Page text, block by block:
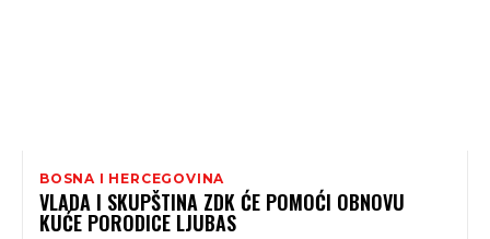
BOSNA I HERCEGOVINA
VLADA I SKUPŠTINA ZDK ĆE POMOĆI OBNOVU
KUĆE PORODICE LJUBAS